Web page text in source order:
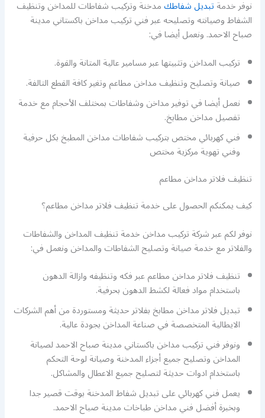
نوفر خدمةتبديل شفاطكمدخنة وتركيب شفاطات للمداخن وتنظيف
الشفاط وصيانته وتصليحه عبر فني تركيب مداخن باكستاني مدينة
صباح الاحمد. ونعمل أيضا في:
تركيب المداخن وتثبيتها عبر مسامير عالية المتانة والقوة.
صيانة وتصليح وتنظيف مداخن مطاعم وتغير كافة القطع التالفة.
نعمل أيضا في توفير مداخن وشفاطات بمختلف الأحجام مع خدمة
تفصيل مداخن مطابخ.
فني كهربائي مختص بتركيب شفاطات مداخن المطبخ بكل حرفية
وفني تهوية مركزية مختص
تنظيف فلاتر مداخن مطاعم
كيف يمكنكم الحصول على خدمة تنظيف فلاتر مداخن مطاعم؟
نوفر لكم عبر شركة تركيب مداخن خدمة تنظيف المداخن والشفاطات
والفلاتر مع خدمة صيانة وتصليح الشفاطات والمداخن ونعمل في:
تنظيف فلاتر مداخن مطاعم عبر فكه وتنظيفه وازالة الدهون
باستخدام مواد فعالة لكشط الدهون بحرفية.
تبديل فلاتر مداخن مطابخ بفلاتر حديثة ومستوردة من أهم الشركات
الايطالية المتخصصة في صناعة المداخن بجودة عالية.
ونوفر فني تركيب مداخن باكستاني مدينة صباح الاحمد لصيانة
المداخن وتصليح جميع أجزاء المدخنة وصيانة لوحة التحكم
باستخدام ادوات حديثة لتصليح جميع الاعطال والمشاكل.
يعمل فني كهربائي على تبديل شفاط المدخنة بوقت قصير جدا
وبخبرة أفضل فني مداخن طباخات مدينة صباح الاحمد.